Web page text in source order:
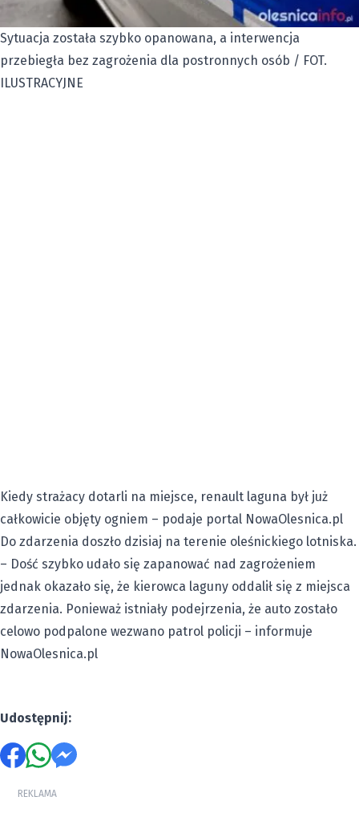
Sytuacja została szybko opanowana, a interwencja
przebiegła bez zagrożenia dla postronnych osób / FOT.
ILUSTRACYJNE
Kiedy strażacy dotarli na miejsce, renault laguna był już
całkowicie objęty ogniem – podaje portal NowaOlesnica.pl
Do zdarzenia doszło dzisiaj na terenie oleśnickiego lotniska.
– Dość szybko udało się zapanować nad zagrożeniem
jednak okazało się, że kierowca laguny oddalił się z miejsca
zdarzenia. Ponieważ istniały podejrzenia, że auto zostało
celowo podpalone wezwano patrol policji – informuje
NowaOlesnica.pl
Udostępnij:
REKLAMA